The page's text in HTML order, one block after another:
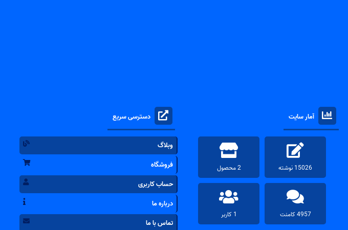
آمار سایت
15026 نوشته 2 محصول
4957 کامنت 1 کاربر
دسترسی سریع
وبلاگ
فروشگاه
حساب کاربری
درباره ما
تماس با ما